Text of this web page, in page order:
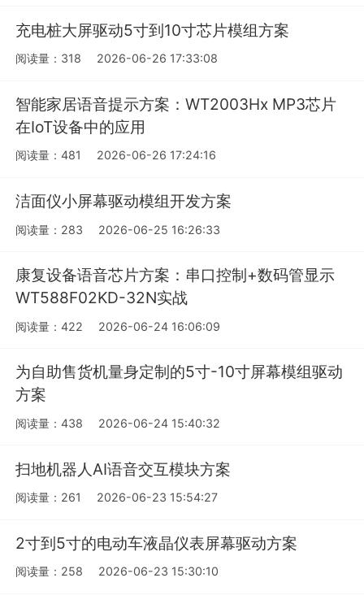
充电桩大屏驱动5寸到10寸芯片模组方案
阅读量：318 2026-06-26 17:33:08
智能家居语音提示方案：WT2003Hx MP3芯片
在IoT设备中的应用
阅读量：481 2026-06-26 17:24:16
洁面仪小屏幕驱动模组开发方案
阅读量：283 2026-06-25 16:26:33
康复设备语音芯片方案：串口控制+数码管显示
WT588F02KD-32N实战
阅读量：422 2026-06-24 16:06:09
为自助售货机量身定制的5寸-10寸屏幕模组驱动
方案
阅读量：438 2026-06-24 15:40:32
扫地机器人AI语音交互模块方案
阅读量：261 2026-06-23 15:54:27
2寸到5寸的电动车液晶仪表屏幕驱动方案
阅读量：258 2026-06-23 15:30:10